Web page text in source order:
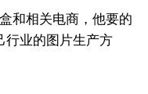
和相关电商，他要的
行业的图片生产方